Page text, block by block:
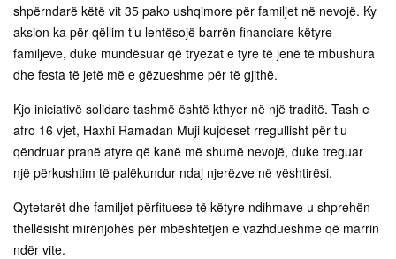
shpërndarë këtë vit 35 pako ushqimore për familjet në nevojë. Ky
aksion ka për qëllim t’u lehtësojë barrën financiare këtyre
familjeve, duke mundësuar që tryezat e tyre të jenë të mbushura
dhe festa të jetë më e gëzueshme për të gjithë.
Kjo iniciativë solidare tashmë është kthyer në një traditë. Tash e
afro 16 vjet, Haxhi Ramadan Muji kujdeset rregullisht për t’u
qëndruar pranë atyre që kanë më shumë nevojë, duke treguar
një përkushtim të palëkundur ndaj njerëzve në vështirësi.
Qytetarët dhe familjet përfituese të këtyre ndihmave u shprehën
thellësisht mirënjohës për mbështetjen e vazhdueshme që marrin
ndër vite.